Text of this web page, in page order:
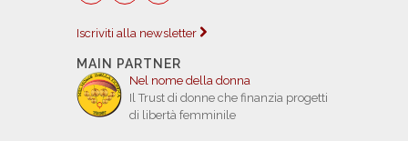
Iscriviti alla newsletter
MAIN PARTNER
Nel nome della donna
Il Trust di donne che finanzia progetti
di libertà femminile